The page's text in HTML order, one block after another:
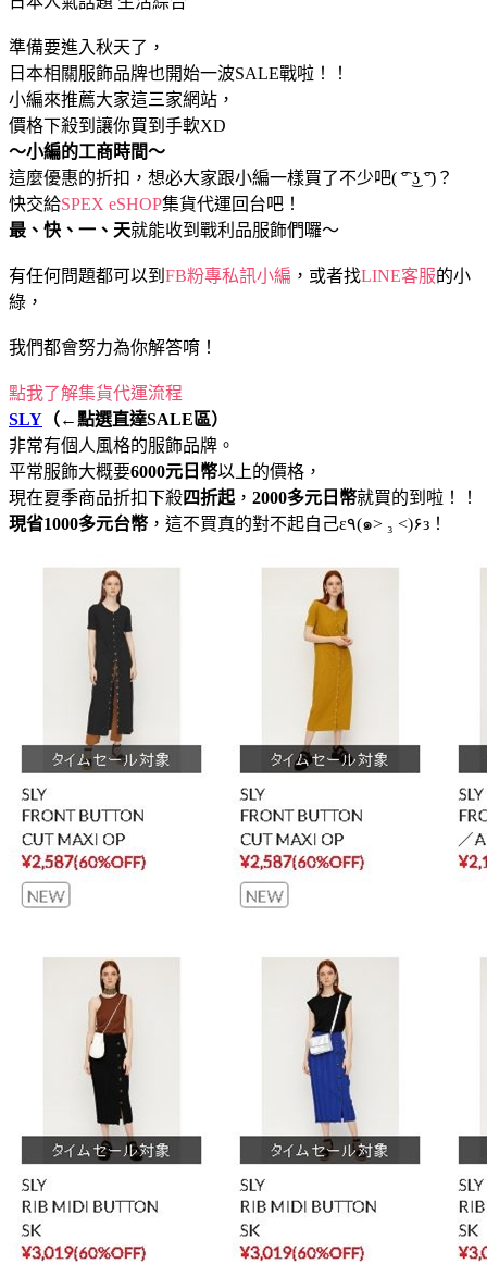
準備要進入秋天了，
日本相關服飾品牌也開始一波SALE戰啦！！
小編來推薦大家這三家網站，
價格下殺到讓你買到手軟XD
～小編的工商時間～
這麼優惠的折扣，想必大家跟小編一樣買了不少吧( ͡° ͜ʖ ͡°)？
快交給SPEX eSHOP集貨代運回台吧！
最、快、一、天就能收到戰利品服飾們囉～
有任何問題都可以到 FB粉專私訊小編 ，或者找LINE客服的小
綠，
我們都會努力為你解答唷！
點我了解集貨代運流程
SLY （←點選直達SALE區）
非常有個人風格的服飾品牌。
平常服飾大概要6000元日幣以上的價格，
現在夏季商品折扣下殺四折起 ， 2000多元日幣就買的到啦！！
現省1000多元台幣
，這不買真的對不起自己ε٩(๑> ₃ <)۶з！